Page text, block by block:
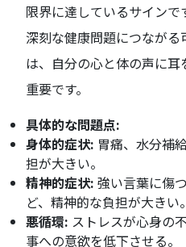
限界に達しているサインで
深刻な健康問題につなが
は、自分の心と体の声に
重要です。
具体的な問題点:
身体的症状: 胃痛、水分補
担が大きい。
精神的症状: 強い言葉に傷
ど、精神的な負担が大きい。
悪循環: ストレスが心身の
事への意欲を低下させる。